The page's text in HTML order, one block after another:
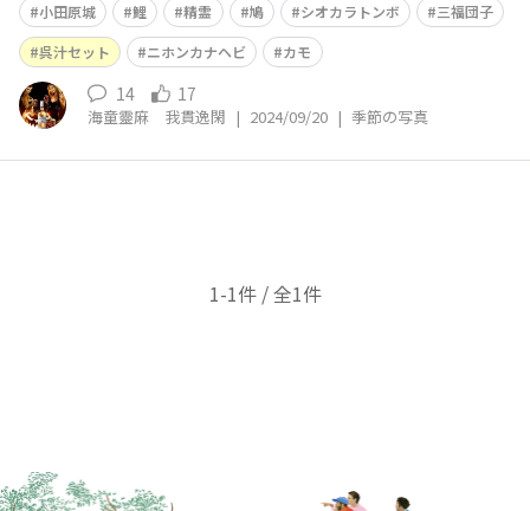
小田原城 鯉 精霊 鳩 シオカラトンボ
三福団子
呉汁セット
ニホンカナヘビ カモ
14 17
海童靈麻 我貫逸閑 | 2024/09/20 | 季節の写真
1-1件 / 全1件